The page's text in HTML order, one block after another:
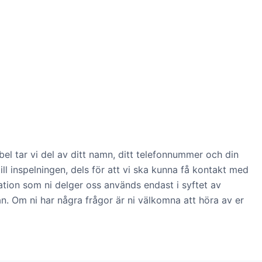
tar vi del av ditt namn, ditt telefonnummer och din
inspelningen, dels för att vi ska kunna få kontakt med
som ni delger oss används endast i syftet av
Om ni har några frågor är ni välkomna att höra av er